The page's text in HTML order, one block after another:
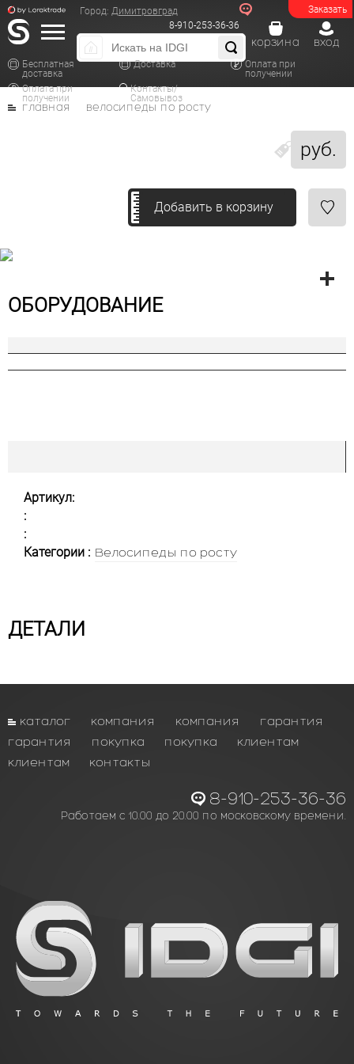
Заказать
Город: Димитровград
8-910-253-36-36
Бесплатная
доставка
Доставка
Оплата при
получении
Оплата при
получении
Контакты/
Самовывоз
вход
корзина
руб.
главная велосипеды по росту
Добавить в корзину
ОБОРУДОВАНИЕ
Артикул:
:
:
Категории : Велосипеды по росту
ДЕТАЛИ
каталог компания компания
гарантия
гарантия
покупка покупка
клиентам
клиентам
контакты
8-910-253-36-36
Работаем с 10.00 до 20.00 по московскому времени.